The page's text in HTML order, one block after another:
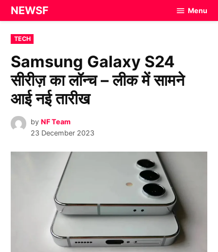
Skip
to
content
NEWSF Menu
POSTED
IN
TECH
Samsung Galaxy S24
सीरीज़ का लॉन्च – लीक में सामने
आई नई तारीख
by NF Team
23 December 2023